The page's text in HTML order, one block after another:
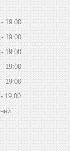
19:00
19:00
19:00
19:00
19:00
19:00